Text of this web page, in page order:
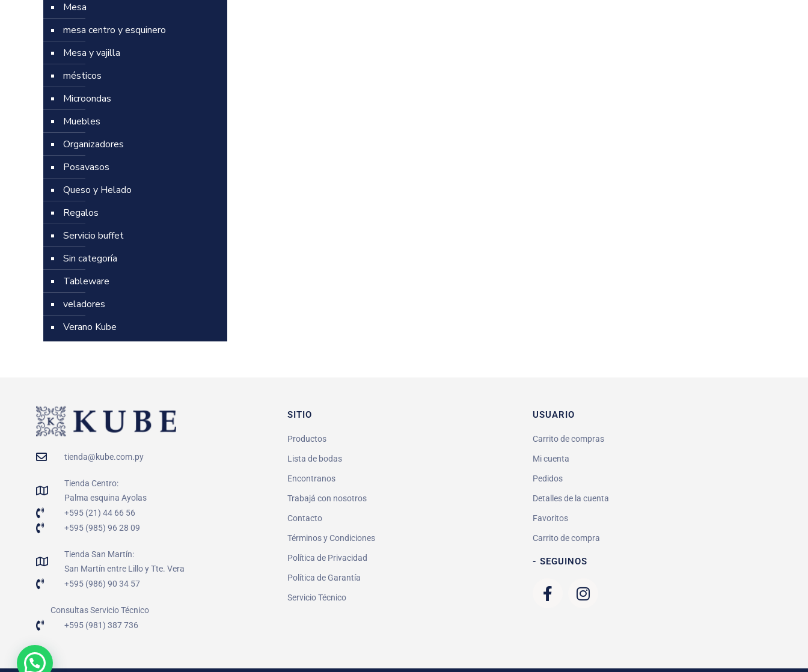
Mesa
mesa centro y esquinero
Mesa y vajilla
mésticos
Microondas
Muebles
Organizadores
Posavasos
Queso y Helado
Regalos
Servicio buffet
Sin categoría
Tableware
veladores
Verano Kube
tienda@kube.com.py
Tienda Centro:
Palma esquina Ayolas
+595 (21) 44 66 56
+595 (985) 96 28 09
Tienda San Martín:
San Martín entre Lillo y Tte. Vera
+595 (986) 90 34 57
Consultas Servicio Técnico
+595 (981) 387 736
SITIO
Productos
Lista de bodas
Encontranos
Trabajá con nosotros
Contacto
Términos y Condiciones
Política de Privacidad
Política de Garantía
Servicio Técnico
USUARIO
Carrito de compras
Mi cuenta
Pedidos
Detalles de la cuenta
Favoritos
Carrito de compra
- SEGUINOS